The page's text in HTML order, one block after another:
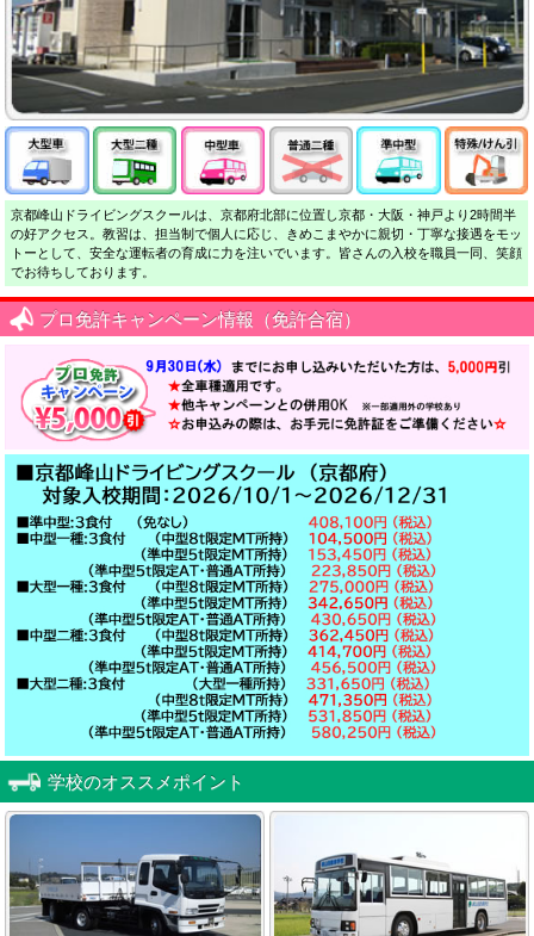
京都峰山ドライビングスクールは、京都府北部に位置し京都・大阪・神戸より2時間半
の好アクセス。教習は、担当制で個人に応じ、きめこまやかに親切・丁寧な接遇をモッ
トーとして、安全な運転者の育成に力を注いでいます。皆さんの入校を職員一同、笑顔
でお待ちしております。
プロ免許キャンペーン情報（免許合宿）
学校のオススメポイント